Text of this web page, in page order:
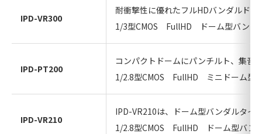
IPD-VR300
耐衝撃性に優れたフルHDバンダルド
1/3型CMOS FullHD ドーム型バンダ
IPD-PT200
コンパクトドームにパンチルト、集音
1/2.8型CMOS FullHD ミニドーム型
IPD-VR210
IPD-VR210は、ドーム型バンダルタイ
1/2.8型CMOS FullHD ドーム型バン